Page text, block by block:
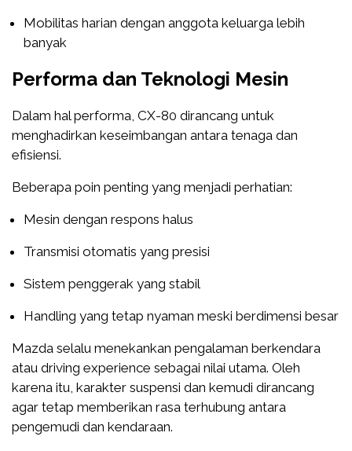
Mobilitas harian dengan anggota keluarga lebih
banyak
Performa dan Teknologi Mesin
Dalam hal performa, CX-80 dirancang untuk
menghadirkan keseimbangan antara tenaga dan
efisiensi.
Beberapa poin penting yang menjadi perhatian:
Mesin dengan respons halus
Transmisi otomatis yang presisi
Sistem penggerak yang stabil
Handling yang tetap nyaman meski berdimensi besar
Mazda selalu menekankan pengalaman berkendara
atau driving experience sebagai nilai utama. Oleh
karena itu, karakter suspensi dan kemudi dirancang
agar tetap memberikan rasa terhubung antara
pengemudi dan kendaraan.